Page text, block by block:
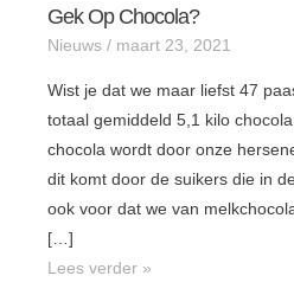
Gek Op Chocola?
Nieuws / maart 23, 2021
Wist je dat we maar liefst 47
totaal gemiddeld 5,1 kilo
chocola wordt door onze
dit komt door de suikers die in
ook voor dat we van
[…]
Gek
op
Lees verder »